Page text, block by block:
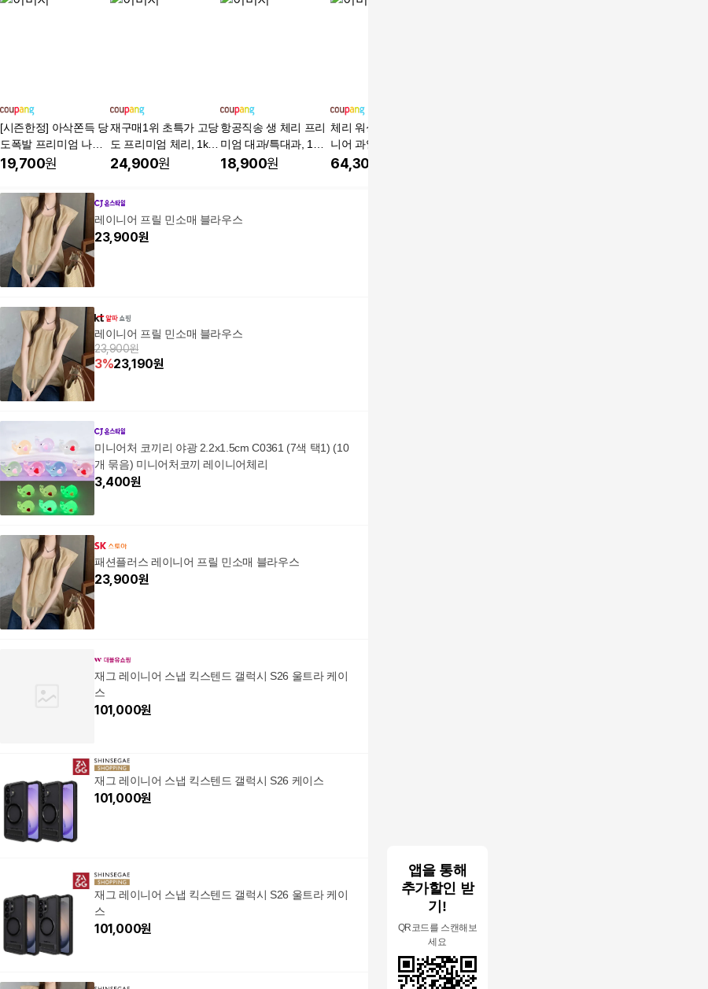
앱을 통해
추가할인 받
기!
QR코드를 스캔해보
세요
[시즌한정] 아삭쫀득 당
도폭발 프리미엄 나디
아 체리자두, 1개, 1kg
19,700원
재구매1위 초특가 고당
도 프리미엄 체리, 1kg,
1개
24,900원
항공직송 생 체리 프리
미엄 대과/특대과, 1세
트, 항공직송 생 체리
18,900원
체리 워싱턴 라핀 레이
니어 과일 산지직송 특
별한 신선한 푸짐한 1
64,300
레이니어 프릴 민소매 블라우스
23,900원
레이니어 프릴 민소매 블라우스
23,900원
3%23,190원
미니어처 코끼리 야광 2.2x1.5cm C0361 (7색 택1) (10
개 묶음) 미니어처코끼 레이니어체리
3,400원
패션플러스 레이니어 프릴 민소매 블라우스
23,900원
재그 레이니어 스냅 킥스텐드 갤럭시 S26 울트라 케이
스
101,000원
재그 레이니어 스냅 킥스텐드 갤럭시 S26 케이스
101,000원
재그 레이니어 스냅 킥스텐드 갤럭시 S26 울트라 케이
스
101,000원